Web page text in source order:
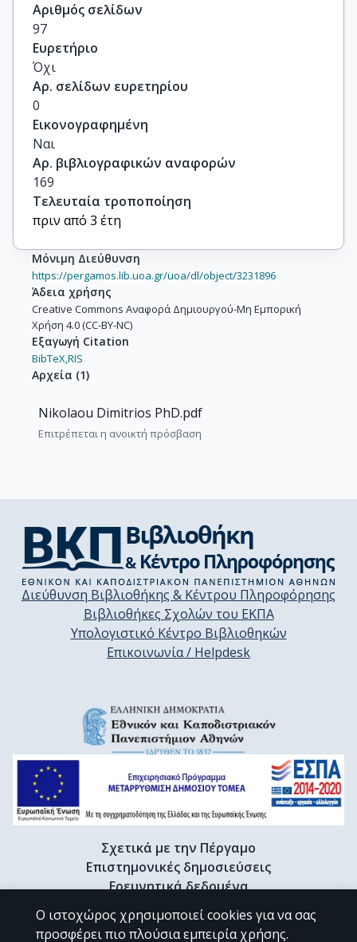
Αριθμός σελίδων
97
Ευρετήριο
Όχι
Αρ. σελίδων ευρετηρίου
0
Εικονογραφημένη
Ναι
Αρ. βιβλιογραφικών αναφορών
169
Τελευταία τροποποίηση
πριν από 3 έτη
Μόνιμη Διεύθυνση
https://pergamos.lib.uoa.gr/uoa/dl/object/3231896
Άδεια χρήσης
Creative Commons Αναφορά Δημιουργού-Μη Εμπορική
Χρήση 4.0 (CC-BY-NC)
Εξαγωγή Citation
BibTeX,RIS
Αρχεία (1)
Nikolaou Dimitrios PhD.pdf
Επιτρέπεται η ανοικτή πρόσβαση
Διεύθυνση Βιβλιοθήκης & Κέντρου Πληροφόρησης
Βιβλιοθήκες Σχολών του ΕΚΠΑ
Υπολογιστικό Κέντρο Βιβλιοθηκών
Επικοινωνία / Helpdesk
Σχετικά με την Πέργαμο
Επιστημονικές δημοσιεύσεις
Ερευνητικά δεδομένα
Διδακτορικές διατριβές & Γκρίζα βιβλιογραφία
Προφίλ Ερευνητή
Ο ιστοχώρος χρησιμοποιεί cookies για να σας
προσφέρει πιο πλούσια εμπειρία χρήσης.